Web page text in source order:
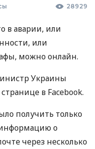
28929
в аварии, или
или
можно онлайн.
Украины
в Facebook.
получить только
о
через несколько